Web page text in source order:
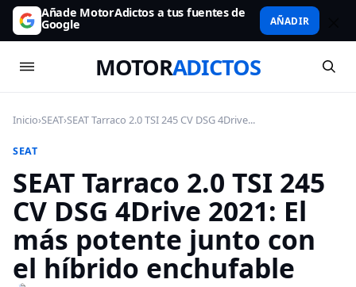
Añade MotorAdictos a tus fuentes de
Google AÑADIR
MOTORADICTOS
Inicio›SEAT›SEAT Tarraco 2.0 TSI 245 CV DSG 4Drive...
SEAT
SEAT Tarraco 2.0 TSI 245
CV DSG 4Drive 2021: El
más potente junto con
el híbrido enchufable